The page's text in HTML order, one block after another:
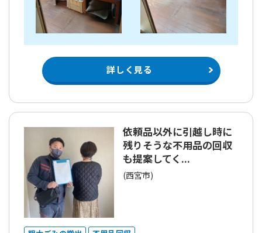
詳しく見る
依頼品以外に引越し時に
残りそうな不用品の回収
も提案してく...
(西宮市)